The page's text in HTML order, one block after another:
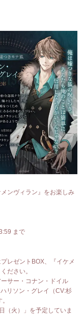
ンヴィラン』をお楽しみ
まで
レゼントBOX、『イケメ
ださい。
サー・コナン・ドイル
リソン・グレイ（CV:杉
（火）」を予定していま